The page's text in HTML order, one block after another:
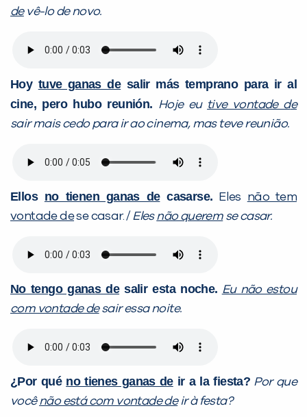
devê-lo de novo.
Hoy tuve ganas desalir más temprano para ir al
cine, pero hubo reunión. Hoje eu tive vontade de
sair mais cedo para ir ao cinema, mas teve reunião.
Ellos no tienen ganas decasarse. Eles não tem
vontade dese casar. / Elesnão queremse casar.
No tengo ganas desalir esta noche. Eu não estou
com vontade desair essa noite.
¿Por qué no tienes ganas deir a la fiesta? Por que
vocênão está com vontade deir à festa?